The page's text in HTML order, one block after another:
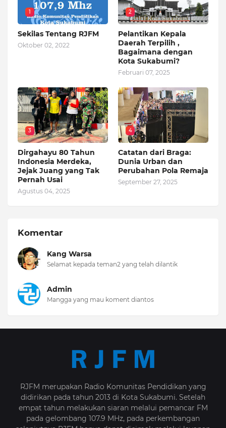
1
Sekilas Tentang RJFM
Oktober 02, 2022
2
Pelantikan Kepala
Daerah Terpilih ,
Bagaimana dengan
Kota Sukabumi?
Februari 07, 2025
3
Dirgahayu 80 Tahun
Indonesia Merdeka,
Jejak Juang yang Tak
Pernah Usai
Agustus 04, 2025
4
Catatan dari Braga:
Dunia Urban dan
Perubahan Pola Remaja
September 27, 2025
Komentar
Kang Warsa
Selamat kepada teman2 yang telah dilantik
Admin
Mangga yang mau koment diantos
RJFM merupakan Radio Komunitas Pendidikan yang
didirikan pada tahun 2013 di Kota Sukabumi. Setelah
empat tahun melakukan siaran melalui pemancar FM
pada gelombang 107.9 MHz, pada perkembangan